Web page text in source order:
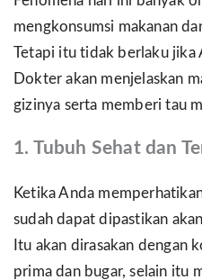
mengkonsumsi makanan
Tetapi itu tidak berlaku
Dokter akan menjelaskan
gizinya serta memberi tau
1. Tubuh Sehat dan
Ketika Anda
sudah dapat dipastikan
Itu akan dirasakan dengan
prima dan bugar, selain itu